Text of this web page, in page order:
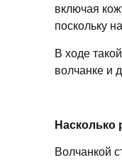
включая
поскольку
В ходе
волчанке и
Насколько
Волчанкой